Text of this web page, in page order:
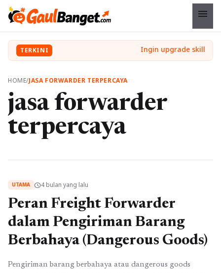
menu
TERKINI
HOME/JASA FORWARDER TERPERCAYA
jasa forwarder
terpercaya
UTAMA schedule4 bulan yang lalu
Peran Freight Forwarder
dalam Pengiriman Barang
Berbahaya (Dangerous Goods)
Pengiriman barang berbahaya atau dangerous goods